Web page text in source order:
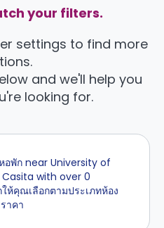
your filters.
settings to find more
and we'll help you
looking for.
อพัก near University of
Casita with over 0
ห้คุณเลือกตามประเภทห้อง
าคา